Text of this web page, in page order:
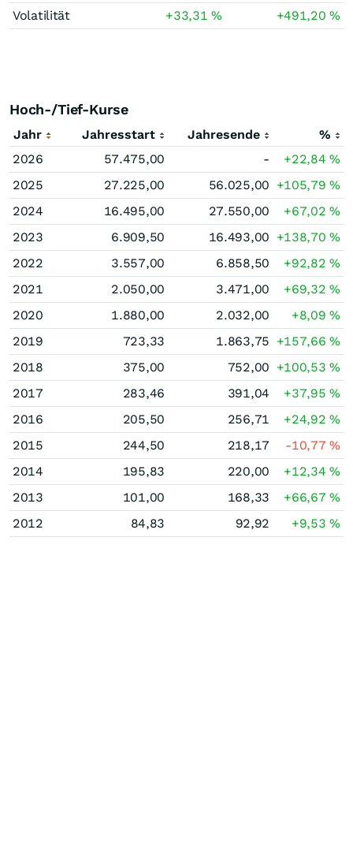
Volatilität
+33,31% +491,20%
Hoch-/Tief-Kurse
Jahr Jahresstart Jahresende
%
2026
57.475,00 - +22,84%
2025
27.225,00 56.025,00 +105,79%
2024
16.495,00 27.550,00 +67,02%
2023
6.909,50 16.493,00 +138,70%
2022
3.557,00 6.858,50 +92,82%
2021
2.050,00 3.471,00 +69,32%
2020
1.880,00 2.032,00 +8,09%
2019
723,33 1.863,75 +157,66%
2018
375,00 752,00 +100,53%
2017
283,46 391,04 +37,95%
2016
205,50 256,71 +24,92%
2015
244,50 218,17 -10,77%
2014
195,83 220,00 +12,34%
2013
101,00 168,33 +66,67%
2012
84,83 92,92 +9,53%